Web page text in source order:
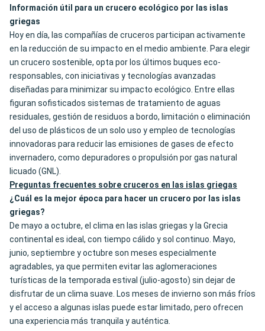
Información útil para un crucero ecológico por las islas
griegas
Hoy en día, las compañías de cruceros participan activamente
en la reducción de su impacto en el medio ambiente. Para elegir
un crucero sostenible, opta por los últimos buques eco-
responsables, con iniciativas y tecnologías avanzadas
diseñadas para minimizar su impacto ecológico. Entre ellas
figuran sofisticados sistemas de tratamiento de aguas
residuales, gestión de residuos a bordo, limitación o eliminación
del uso de plásticos de un solo uso y empleo de tecnologías
innovadoras para reducir las emisiones de gases de efecto
invernadero, como depuradores o propulsión por gas natural
licuado (GNL).
Preguntas frecuentes sobre cruceros en las islas griegas
¿Cuál es la mejor época para hacer un crucero por las islas
griegas?
De mayo a octubre, el clima en las islas griegas y la Grecia
continental es ideal, con tiempo cálido y sol continuo. Mayo,
junio, septiembre y octubre son meses especialmente
agradables, ya que permiten evitar las aglomeraciones
turísticas de la temporada estival (julio-agosto) sin dejar de
disfrutar de un clima suave. Los meses de invierno son más fríos
y el acceso a algunas islas puede estar limitado, pero ofrecen
una experiencia más tranquila y auténtica.